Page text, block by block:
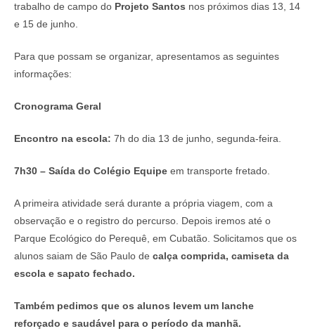
trabalho de campo do Projeto Santos nos próximos dias 13, 14
e 15 de junho.
Para que possam se organizar, apresentamos as seguintes
informações:
Cronograma Geral
Encontro na escola: 7h do dia 13 de junho, segunda-feira.
7h30 – Saída do Colégio Equipe em transporte fretado.
A primeira atividade será durante a própria viagem, com a
observação e o registro do percurso. Depois iremos até o
Parque Ecológico do Perequê, em Cubatão. Solicitamos que os
alunos saiam de São Paulo de calça comprida, camiseta da
escola e sapato fechado.
Também pedimos que os alunos levem um lanche
reforçado e saudável para o período da manhã.